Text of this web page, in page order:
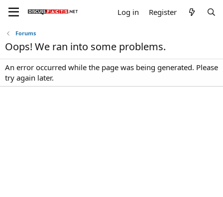
Log in Register
Forums
Oops! We ran into some problems.
An error occurred while the page was being generated. Please
try again later.